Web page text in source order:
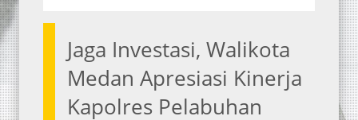
Jaga Investasi, Walikota
Medan Apresiasi Kinerja
Kapolres Pelabuhan